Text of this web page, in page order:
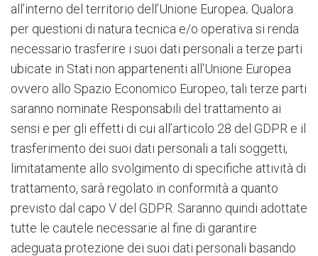
all’interno del territorio dell’Unione Europea. Qualora
per questioni di natura tecnica e/o operativa si renda
necessario trasferire i suoi dati personali a terze parti
ubicate in Stati non appartenenti all'Unione Europea
ovvero allo Spazio Economico Europeo, tali terze parti
saranno nominate Responsabili del trattamento ai
sensi e per gli effetti di cui all’articolo 28 del GDPR e il
trasferimento dei suoi dati personali a tali soggetti,
limitatamente allo svolgimento di specifiche attività di
trattamento, sarà regolato in conformità a quanto
previsto dal capo V del GDPR. Saranno quindi adottate
tutte le cautele necessarie al fine di garantire
adeguata protezione dei suoi dati personali basando